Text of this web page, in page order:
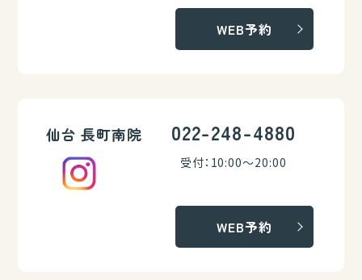
WEB予約
仙台 長町南院 022-248-4880
受付：10:00～20:00
WEB予約